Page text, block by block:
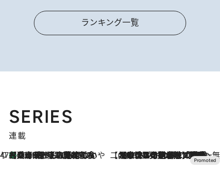
ランキング一覧
SERIES
連載
47都道府県の手みやげ ひんやりスイーツで夏を満喫
2026.8.8
【兵庫県】この夏絶対食べたい 冷やしておいしいおやつ3選 淡路島の恵みをジェラートに集約 【CREA×星野リゾート】唯一無二。癒しと発見が待つ場所へ
2026.8.7
【トンボの足水浴】ヒノキの香りに包まれて涼感マックス！約13℃の湧水かけ流しを避暑地「星野温泉 トンボの湯」で体験